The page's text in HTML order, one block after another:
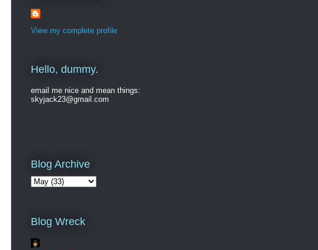
View my complete profile
Hello, dummy.
email me nice and mean things:
skyjack23@gmail.com
Blog Archive
Blog Wreck